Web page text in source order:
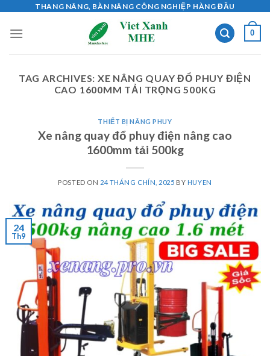
content
THANG NÂNG, BÀN NÂNG CÔNG NGHIỆP HÀNG ĐẦU
0
TAG ARCHIVES:XE NÂNG QUAY ĐỔ PHUY ĐIỆN
CAO 1600MM TẢI TRỌNG 500KG
THIẾT BỊ NÂNG PHUY
Xe nâng quay đổ phuy điện nâng cao
1600mm tải 500kg
POSTED ON 24 THÁNG CHÍN, 2025 BY HUYEN
24
Th9